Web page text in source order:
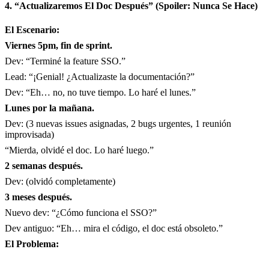
4. “Actualizaremos El Doc Después” (Spoiler: Nunca Se Hace)
El Escenario:
Viernes 5pm, fin de sprint.
Dev: “Terminé la feature SSO.”
Lead: “¡Genial! ¿Actualizaste la documentación?”
Dev: “Eh… no, no tuve tiempo. Lo haré el lunes.”
Lunes por la mañana.
Dev: (3 nuevas issues asignadas, 2 bugs urgentes, 1 reunión
improvisada)
“Mierda, olvidé el doc. Lo haré luego.”
2 semanas después.
Dev: (olvidó completamente)
3 meses después.
Nuevo dev: “¿Cómo funciona el SSO?”
Dev antiguo: “Eh… mira el código, el doc está obsoleto.”
El Problema: